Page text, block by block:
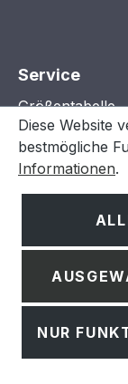
Service
Größentabelle
Reklamation
Rechtliches
Zahlung &
Cookie
Diese Website
bestmögliche
Informationen.
NUR